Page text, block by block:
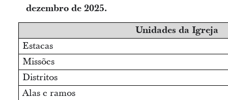
dezembro de 2025.
Unidades da Igreja
Estacas
Missões
Distritos
Alas e ramos